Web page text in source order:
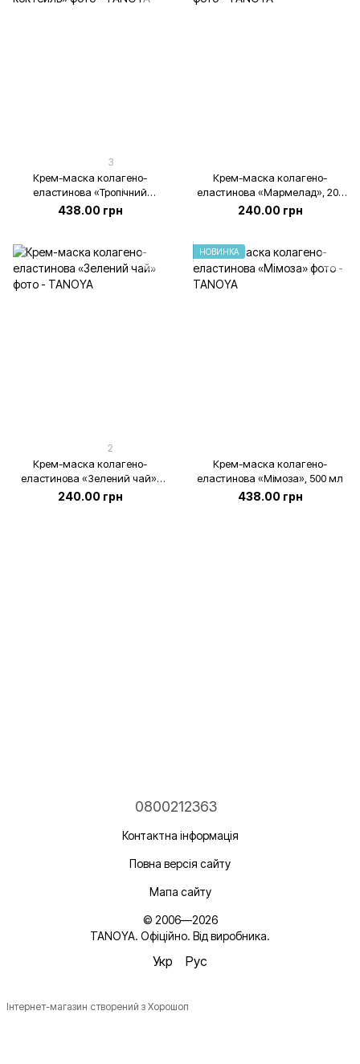
3
Крем-маска колагено-
еластинова «Тропічний
коктейль», 500 мл
438.00 грн
Крем-маска колагено-
еластинова «Мармелад», 200
мл
240.00 грн
2
Крем-маска колагено-
еластинова «Зелений чай»,
200 мл
240.00 грн
НОВИНКА
Крем-маска колагено-
еластинова «Мімоза», 500 мл
438.00 грн
0800212363
Контактна інформація
Повна версія сайту
Мапа сайту
© 2006—2026
TANOYA. Офіційно. Від виробника.
Укр Рус
Інтернет-магазин створений з Хорошоп